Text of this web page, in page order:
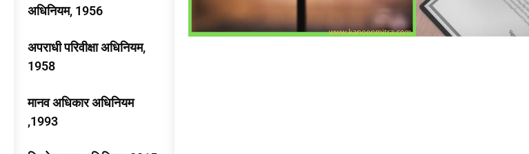
अधिनियम, 1956
अपराधी परिवीक्षा अधिनियम,
1958
मानव अधिकार अधिनियम
,1993